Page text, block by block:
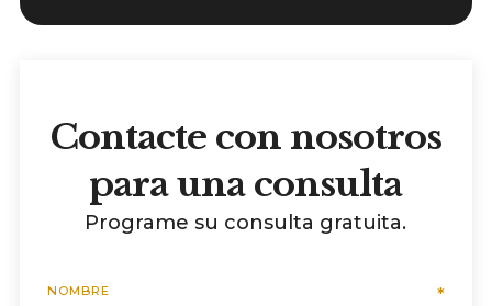
Contacte con nosotros
para una consulta
Programe su consulta gratuita.